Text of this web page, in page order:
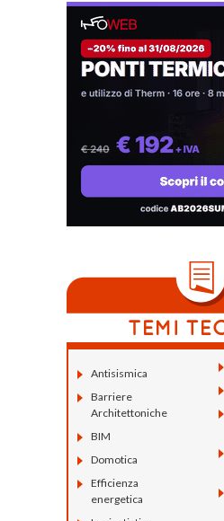
Antisismica
Barriere
Architettoniche
BIM
Domotica
Efficienza
energetica